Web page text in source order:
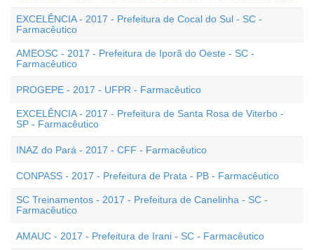
EXCELÊNCIA - 2017 - Prefeitura de Cocal do Sul - SC -
Farmacêutico
AMEOSC - 2017 - Prefeitura de Iporã do Oeste - SC -
Farmacêutico
PROGEPE - 2017 - UFPR - Farmacêutico
EXCELÊNCIA - 2017 - Prefeitura de Santa Rosa de Viterbo -
SP - Farmacêutico
INAZ do Pará - 2017 - CFF - Farmacêutico
CONPASS - 2017 - Prefeitura de Prata - PB - Farmacêutico
SC Treinamentos - 2017 - Prefeitura de Canelinha - SC -
Farmacêutico
AMAUC - 2017 - Prefeitura de Irani - SC - Farmacêutico